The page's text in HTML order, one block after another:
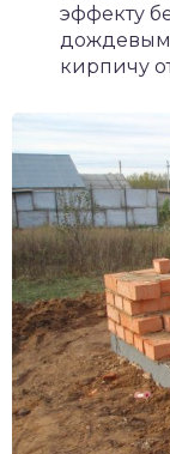
эффекту
кирпичу